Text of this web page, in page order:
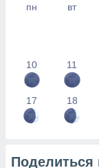
пн вт
10 11
17 18
Поделиться